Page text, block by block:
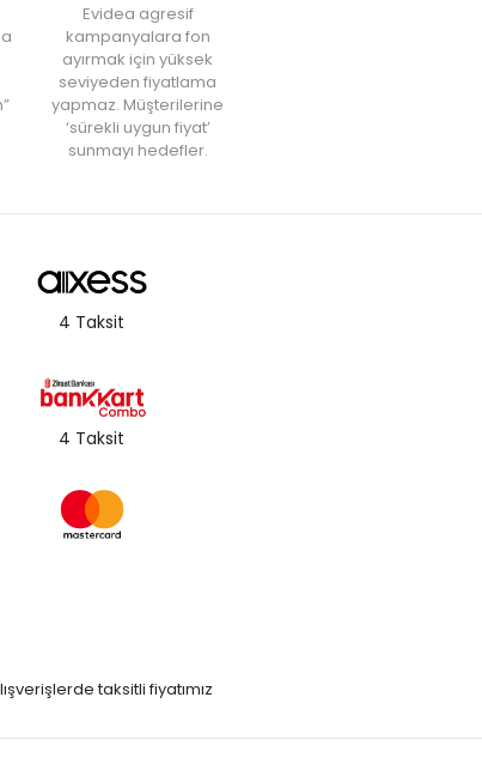
Evidea agresif
kampanyalara fon
ayırmak için yüksek
seviyeden fiyatlama
yapmaz. Müşterilerine
‘sürekli uygun fiyat’
sunmayı hedefler.
4 Taksit
4 Taksit
taksitli fiyatımız